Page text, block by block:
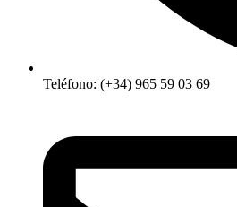
Teléfono: (+34) 965 59 03 69